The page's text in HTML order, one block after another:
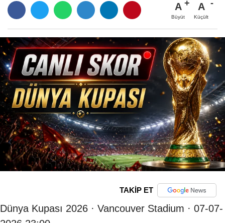
A
Büyüt
A
Küçült
TAKİP ET
Dünya Kupası 2026 · Vancouver Stadium · 07-07-